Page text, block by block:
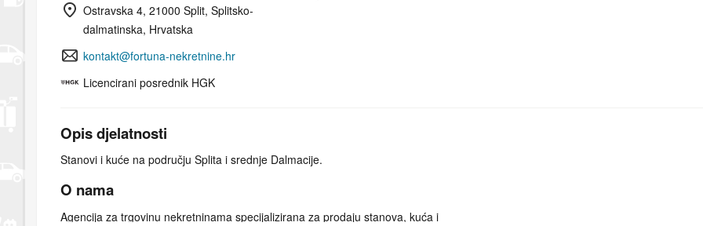
Ostravska 4, 21000 Split, Splitsko-
dalmatinska, Hrvatska
kontakt@fortuna-nekretnine.hr
Licencirani posrednik HGK
Opis djelatnosti
Stanovi i kuće na području Splita i srednje Dalmacije.
O nama
Agencija za trgovinu nekretninama specijalizirana za prodaju stanova, kuća i